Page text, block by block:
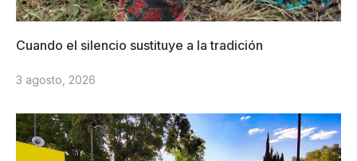
Cuando el silencio sustituye a la tradición
3 agosto, 2026